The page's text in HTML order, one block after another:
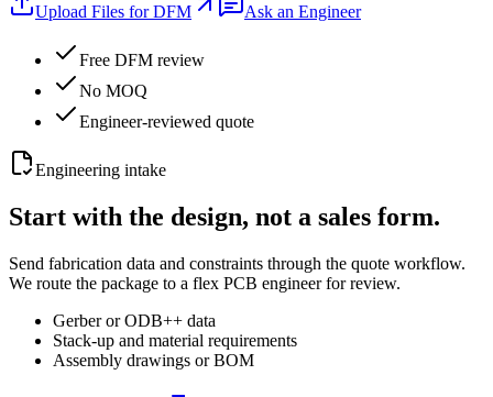
Upload Files for DFM Ask an Engineer
Free DFM review
No MOQ
Engineer-reviewed quote
Engineering intake
Start with the design, not a sales form.
Send fabrication data and constraints through the quote workflow.
We route the package to a flex PCB engineer for review.
Gerber or ODB++ data
Stack-up and material requirements
Assembly drawings or BOM